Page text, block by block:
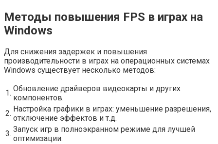
Методы повышения FPS в играх на
Windows
Для снижения задержек и повышения
производительности в играх на операционных системах
Windows существует несколько методов:
1. Обновление драйверов видеокарты и других
компонентов.
2. Настройка графики в играх: уменьшение разрешения,
отключение эффектов и т.д.
3. Запуск игр в полноэкранном режиме для лучшей
оптимизации.